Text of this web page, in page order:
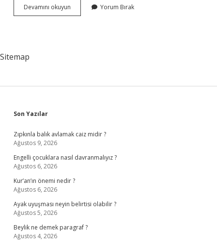
Devamını okuyun Abdestsiz
Kuran
Yorum Bırak
Sitemap
Sidebar
Son Yazılar
Zıpkınla balık avlamak caiz midir ?
Ağustos 9, 2026
Engelli çocuklara nasıl davranmalıyız ?
Ağustos 6, 2026
Kur’an’ın önemi nedir ?
Ağustos 6, 2026
Ayak uyuşması neyin belirtisi olabilir ?
Ağustos 5, 2026
Beylik ne demek paragraf ?
Ağustos 4, 2026